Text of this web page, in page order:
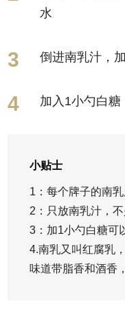
水
倒进南乳汁，
加入1小勺白
小贴士
1：每个牌子的南
2：只放南乳汁，
3：加1小勺白糖可
4.南乳又叫红腐乳
味道带脂香和酒香